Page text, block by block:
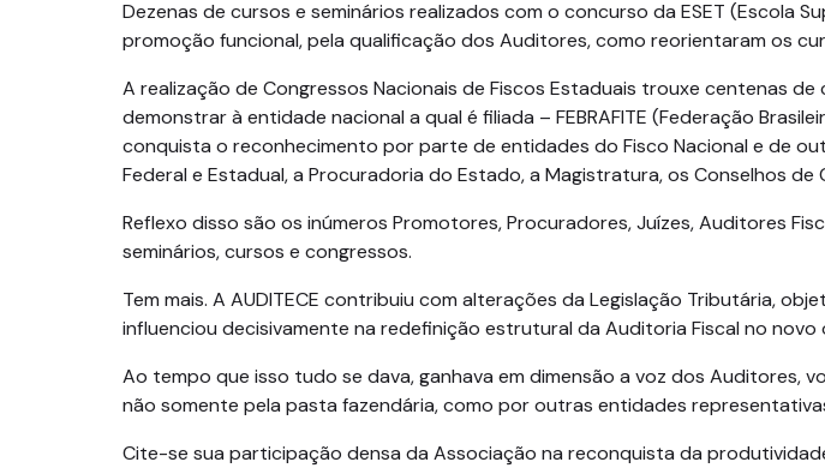
Dezenas de cursos e seminários realizados com o concurso da ESET (Escola
promoção funcional, pela qualificação dos Auditores, como reorientaram os
A realização de Congressos Nacionais de Fiscos Estaduais trouxe centenas
demonstrar à entidade nacional a qual é filiada – FEBRAFITE (Federação
conquista o reconhecimento por parte de entidades do Fisco Nacional e de
Federal e Estadual, a Procuradoria do Estado, a Magistratura, os Conselhos de
Reflexo disso são os inúmeros Promotores, Procuradores, Juízes, Auditores
seminários, cursos e congressos.
Tem mais. A AUDITECE contribuiu com alterações da Legislação Tributária,
influenciou decisivamente na redefinição estrutural da Auditoria Fiscal no novo
Ao tempo que isso tudo se dava, ganhava em dimensão a voz dos Auditores,
não somente pela pasta fazendária, como por outras entidades
Cite-se sua participação densa da Associação na reconquista da